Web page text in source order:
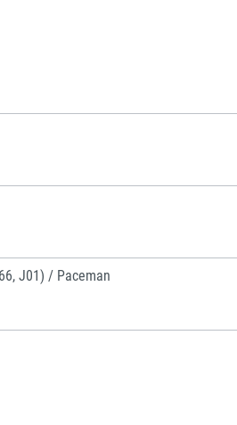
J01) / Paceman